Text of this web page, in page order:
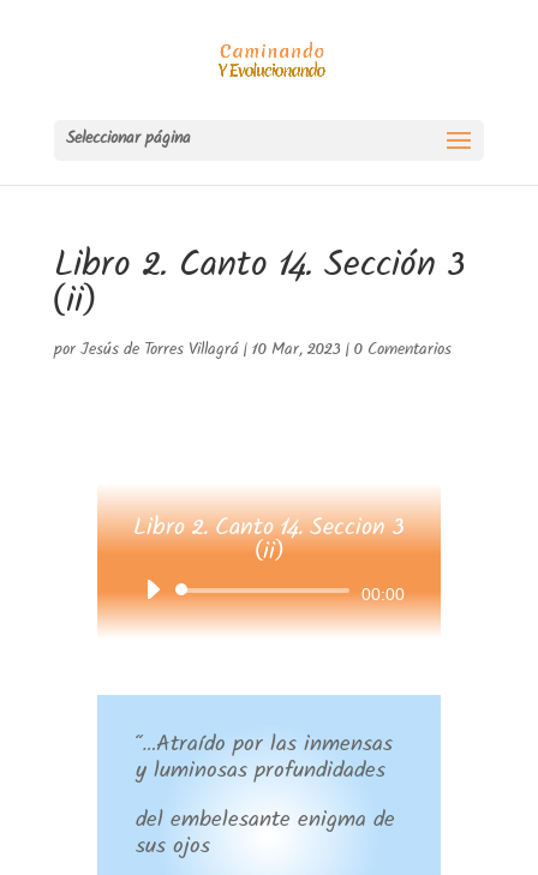
Seleccionar página
Libro 2. Canto 14. Sección 3
(ii)
por Jesús de Torres Villagrá | 10 Mar, 2023 | 0 Comentarios
Libro 2. Canto 14. Seccion 3
(ii)
Reproductor
de
00:00
“…Atraído por las inmensas
y luminosas profundidades
del embelesante enigma de
sus ojos